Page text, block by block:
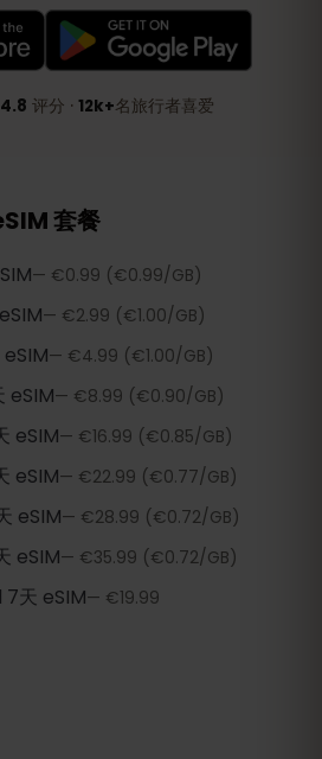
套餐
— €0.99 (€0.99/GB)
eSIM— €2.99 (€1.00/GB)
eSIM— €4.99 (€1.00/GB)
eSIM— €8.99 (€0.90/GB)
eSIM— €16.99 (€0.85/GB)
eSIM— €22.99 (€0.77/GB)
eSIM— €28.99 (€0.72/GB)
eSIM— €35.99 (€0.72/GB)
7天 eSIM— €19.99